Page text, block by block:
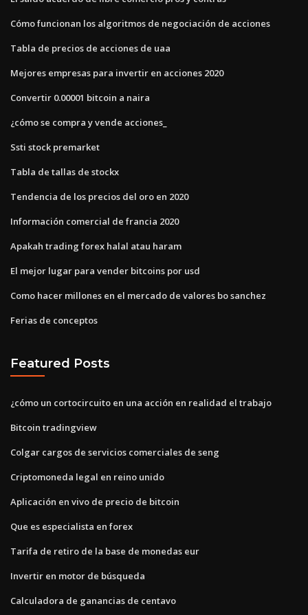
Cómo funcionan los algoritmos de negociación de acciones
Tabla de precios de acciones de uaa
Mejores empresas para invertir en acciones 2020
Convertir 0.00001 bitcoin a naira
¿cómo se compra y vende acciones_
Ssti stock premarket
Tabla de tallas de stockx
Tendencia de los precios del oro en 2020
Información comercial de francia 2020
Apakah trading forex halal atau haram
El mejor lugar para vender bitcoins por usd
Como hacer millones en el mercado de valores bo sanchez
Ferias de conceptos
Featured Posts
¿cómo un cortocircuito en una acción en realidad el trabajo
Bitcoin tradingview
Colgar cargos de servicios comerciales de seng
Criptomoneda legal en reino unido
Aplicación en vivo de precio de bitcoin
Que es especialista en forex
Tarifa de retiro de la base de monedas eur
Invertir en motor de búsqueda
Calculadora de ganancias de centavo